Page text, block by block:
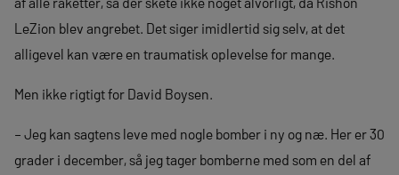
LeZion blev angrebet. Det siger imidlertid sig selv, at det
alligevel kan være en traumatisk oplevelse for mange.
Men ikke rigtigt for David Boysen.
– Jeg kan sagtens leve med nogle bomber i ny og næ. Her er 30
grader i december, så jeg tager bomberne med som en del af